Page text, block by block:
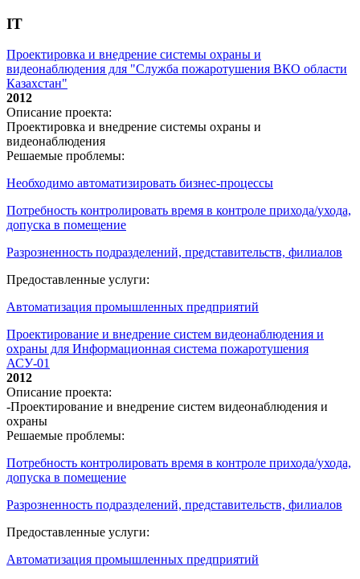
IT
Проектировка и внедрение системы охраны и
видеонаблюдения для "Служба пожаротушения ВКО области
Казахстан"
2012
Описание проекта:
Проектировка и внедрение системы охраны и
видеонаблюдения
Решаемые проблемы:
Необходимо автоматизировать бизнес-процессы
Потребность контролировать время в контроле прихода/ухода,
допуска в помещение
Разрозненность подразделений, представительств, филиалов
Предоставленные услуги:
Автоматизация промышленных предприятий
Проектирование и внедрение систем видеонаблюдения и
охраны для Информационная система пожаротушения
АСУ-01
2012
Описание проекта:
-Проектирование и внедрение систем видеонаблюдения и
охраны
Решаемые проблемы:
Потребность контролировать время в контроле прихода/ухода,
допуска в помещение
Разрозненность подразделений, представительств, филиалов
Предоставленные услуги:
Автоматизация промышленных предприятий